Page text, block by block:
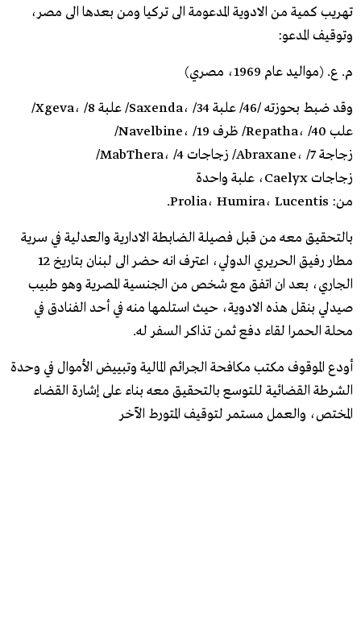
تهريب كمية من الادوية المدعومة الى تركيا ومن بعدها الى مصر،
وتوقيف المدعو:
م. ع. (مواليد عام 1969، مصري)
وقد ضبط بحوزته /46/ علبة Saxenda، /34/ علبة Xgeva، /8/
علب Repatha، /40/ ظرف Navelbine، /19/
زجاجة Abraxane، /7/ زجاجات MabThera، /4/
زجاجات Caelyx، علبة واحدة
من: Prolia، Humira، Lucentis.
بالتحقيق معه من قبل فصيلة الضابطة الادارية والعدلية في سرية
مطار رفيق الحريري الدولي، اعترف انه حضر الى لبنان بتاريخ 12
الجاري، بعد ان اتفق مع شخص من الجنسية المصرية وهو طبيب
صيدلي بنقل هذه الادوية، حيث استلمها منه في أحد الفنادق في
محلة الحمرا لقاء دفع ثمن تذاكر السفر له.
أودع الموقوف مكتب مكافحة الجرائم المالية وتبييض الأموال في وحدة
الشرطة القضائية للتوسع بالتحقيق معه بناء على إشارة القضاء
المختص، والعمل مستمر لتوقيف المتورط الآخر